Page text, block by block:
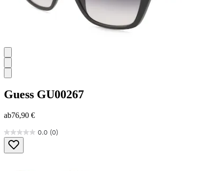
Guess GU00267
ab76,90 €
0.0 (0)
0.0
von
5